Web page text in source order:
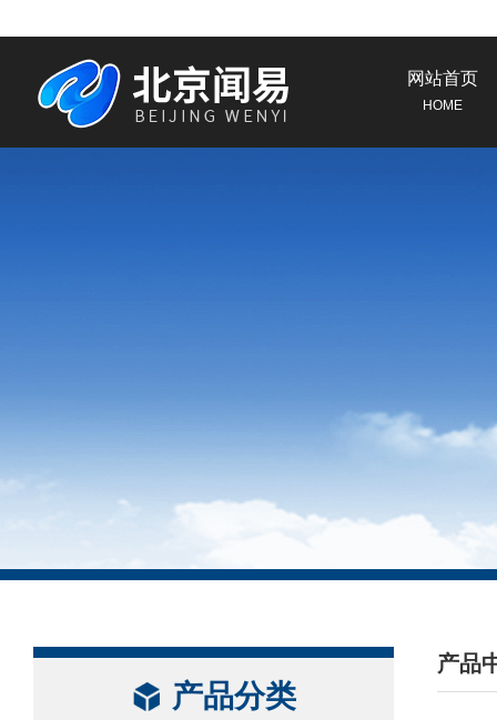
网站首页
HOME
产品分类
产品
/